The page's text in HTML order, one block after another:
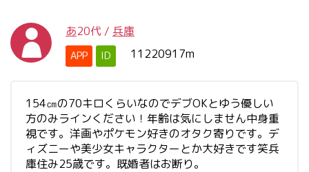
あ20代 / 兵庫
APP ID 11220917m
154㎝の70キロくらいなのでデブOKとゆう優しい
方のみラインください！年齢は気にしません中身重
視です。洋画やポケモン好きのオタク寄りです。デ
ィズニーや美少女キャラクターとか大好きです笑兵
庫住み25歳です。既婚者はお断り。